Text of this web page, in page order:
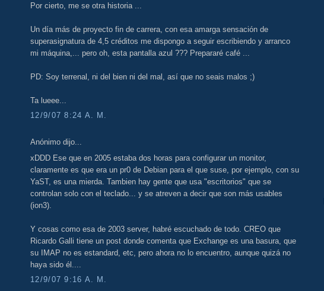
Por cierto, me se otra historia ...
Un día más de proyecto fin de carrera, con esa amarga sensación de
superasignatura de 4,5 créditos me dispongo a seguir escribiendo y arranco
mi máquina,... pero oh, esta pantalla azul ??? Prepararé café ...
PD: Soy terrenal, ni del bien ni del mal, así que no seais malos ;)
Ta lueee...
12/9/07 8:24 A. M.
Anónimo dijo...
xDDD Ese que en 2005 estaba dos horas para configurar un monitor,
claramente es que era un pr0 de Debian para el que suse, por ejemplo, con su
YaST, es una mierda. Tambien hay gente que usa "escritorios" que se
controlan solo con el teclado... y se atreven a decir que son más usables
(ion3).
Y cosas como esa de 2003 server, habré escuchado de todo. CREO que
Ricardo Galli tiene un post donde comenta que Exchange es una basura, que
su IMAP no es estandard, etc, pero ahora no lo encuentro, aunque quizá no
haya sido él....
12/9/07 9:16 A. M.